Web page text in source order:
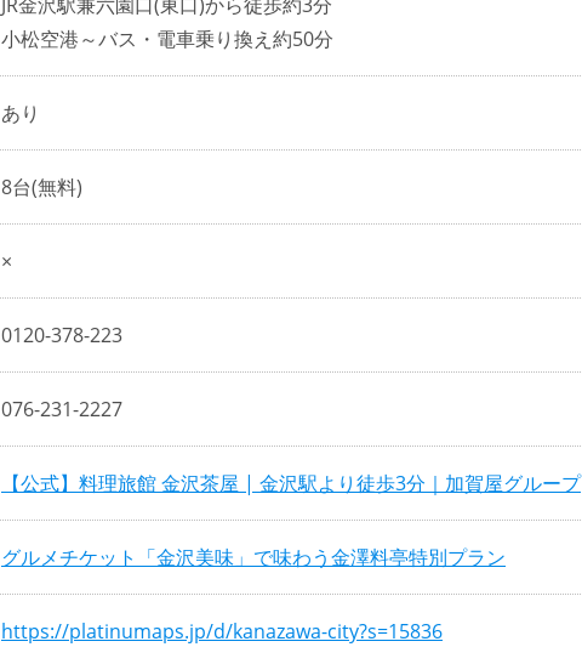
JR金沢駅兼六園口(東口)から徒歩約3分
小松空港～バス・電車乗り換え約50分
あり
8台(無料)
×
0120-378-223
076-231-2227
【公式】料理旅館 金沢茶屋 | 金沢駅より徒歩3分｜加賀屋グループ
グルメチケット「金沢美味」で味わう金澤料亭特別プラン
https://platinumaps.jp/d/kanazawa-city?s=15836